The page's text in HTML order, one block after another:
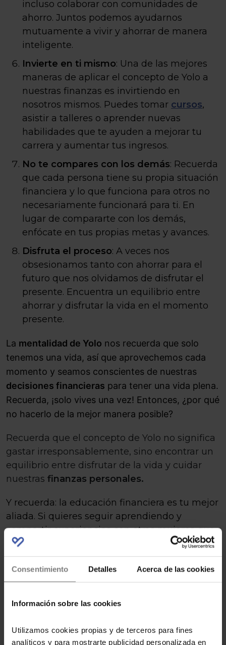
Consentimiento Detalles Acerca de las cookies
Información sobre las cookies
Utilizamos cookies propias y de terceros para fines
analíticos y para mostrarte publicidad personalizada en
incluso colaborar con comunidades de
ahorro. Juntos podemos ayudarnos
mutuamente a vivir y ahorrar de manera
inteligente.
Invierte en ti mismo: Una de las mejores
maneras de aplicar el concepto de Yolo a
nuestras finanzas es invirtiendo en
nosotros mismos. Puedes tomar cursos,
asistir a talleres o aprender nuevas
habilidades que te ayuden a mejorar tu
carrera y aumentar tus ingresos.
No te compares con los demás: Recuerda
que cada persona tiene su propia situación
financiera y lo que funciona para otros no
necesariamente funcionará para ti. En
lugar de compararte con los demás,
enfócate en tus propias metas y avances.
Disfruta el proceso: A veces nos
obsesionamos tanto con ahorrar para el
futuro que nos olvidamos de disfrutar el
presente. Encuentra un equilibrio entre
ahorrar y disfrutar la vida en el momento
presente.
La mentalidad de Yolo nos recuerda que solo
tenemos una vida, así que aprovechemos cada
momento y seamos conscientes de nuestras
decisiones financieras para tener una vida plena.
Recuerda, ¡solo vives una vez! Entonces, ¿por qué
no hacerlo de la mejor manera posible?
Recuerda que el concepto de Yolo no significa
gastar irresponsablemente, sino encontrar un
equilibrio entre disfrutar de la vida y cuidar
nuestras finanzas personales.
Y recuerda: la educación financiera es tu mejor
aliada. Si quieres seguir aprendiendo y
compartir experiencias con otras mujeres que
también buscan hacer crecer su dinero, te
invitamos a unirte gratis alClub de Inversoras